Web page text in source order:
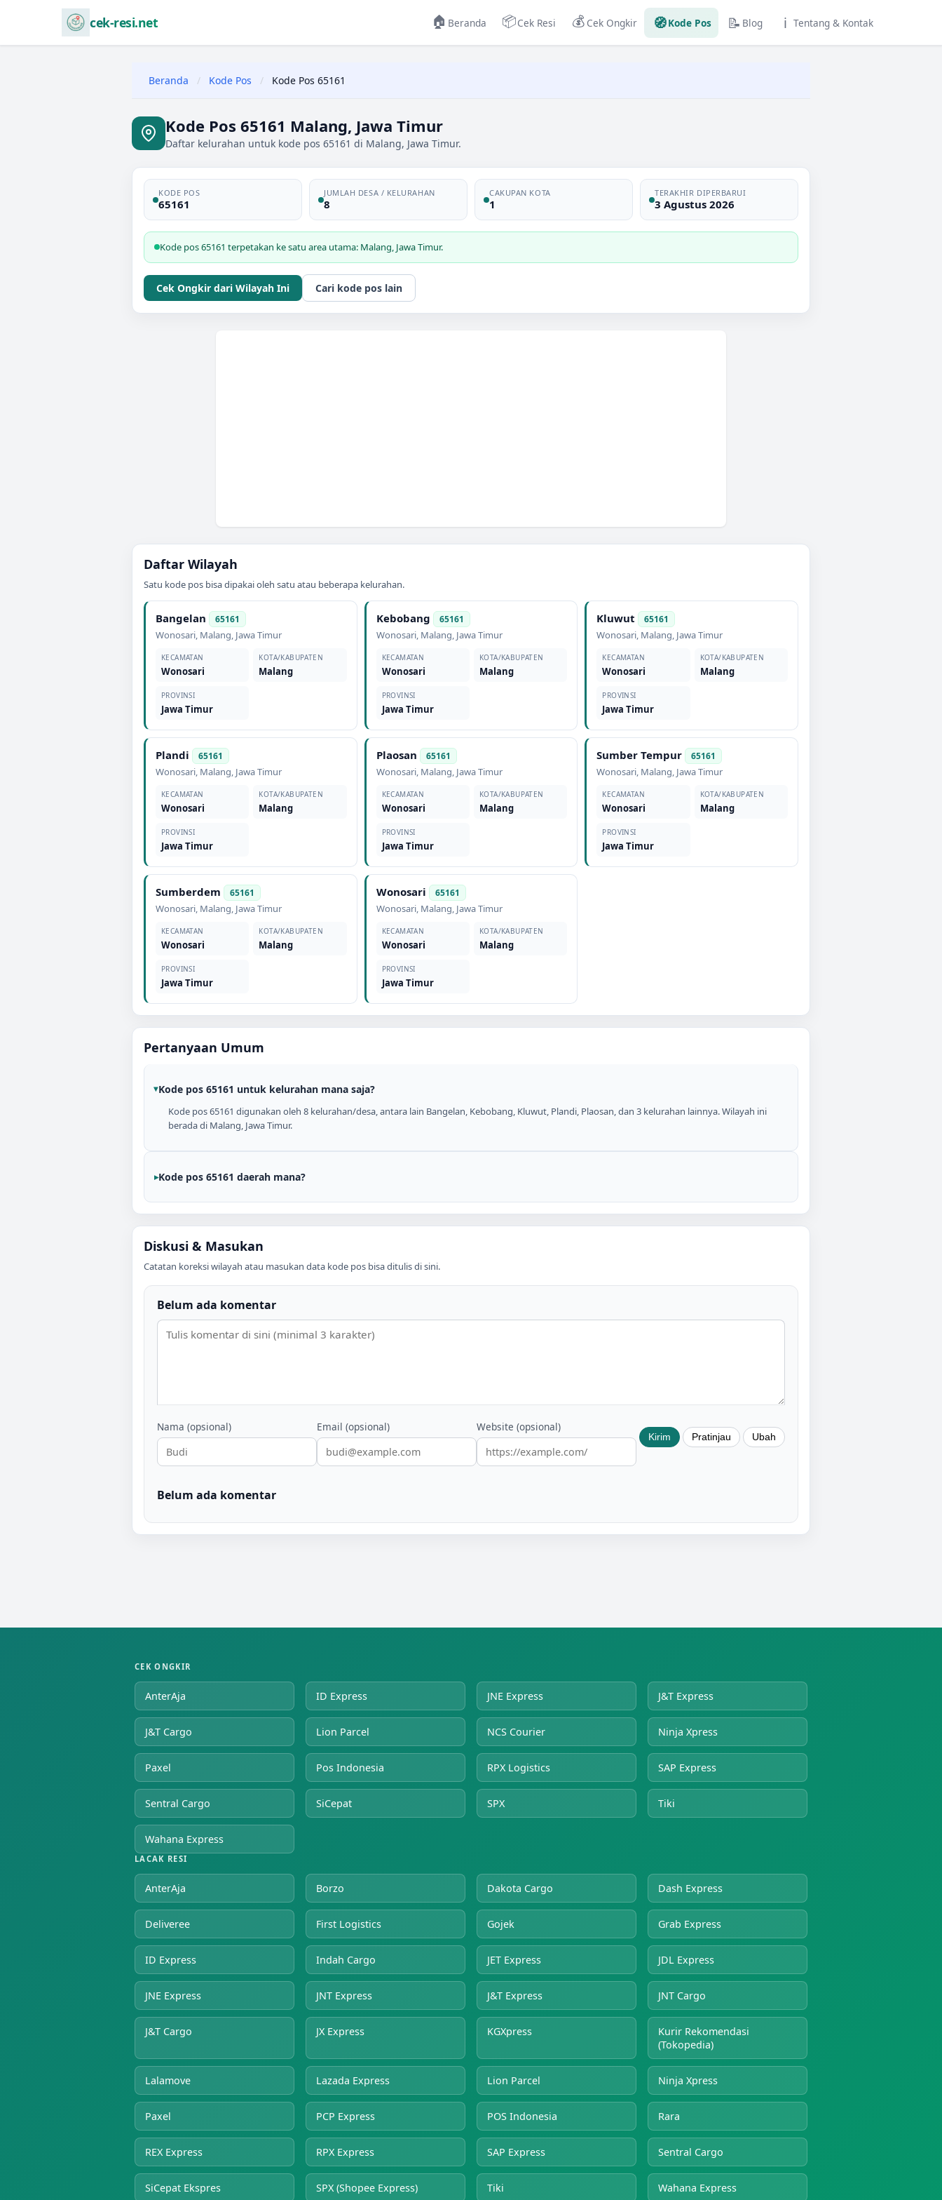
cek-resi.net 🏠 Beranda 📦Cek Resi 💰 Cek Ongkir 🧭Kode Pos 📝 Blog ℹ️ Tentang & Kontak
Beranda / Kode Pos / Kode Pos 65161
Kode Pos 65161 Malang, Jawa Timur
Daftar kelurahan untuk kode pos 65161 di Malang, Jawa Timur.
KODE POS
65161
JUMLAH DESA / KELURAHAN
8
CAKUPAN KOTA
1
TERAKHIR DIPERBARUI
3 Agustus 2026
Kode pos 65161 terpetakan ke satu area utama: Malang, Jawa Timur.
Cek Ongkir dari Wilayah Ini Cari kode pos lain
Daftar Wilayah
Satu kode pos bisa dipakai oleh satu atau beberapa kelurahan.
Bangelan 65161
Wonosari, Malang, Jawa Timur
KECAMATAN
Wonosari
KOTA/KABUPATEN
Malang
PROVINSI
Jawa Timur
Kebobang 65161
Wonosari, Malang, Jawa Timur
KECAMATAN
Wonosari
KOTA/KABUPATEN
Malang
PROVINSI
Jawa Timur
Kluwut 65161
Wonosari, Malang, Jawa Timur
KECAMATAN
Wonosari
KOTA/KABUPATEN
Malang
PROVINSI
Jawa Timur
Plandi 65161
Wonosari, Malang, Jawa Timur
KECAMATAN
Wonosari
KOTA/KABUPATEN
Malang
PROVINSI
Jawa Timur
Plaosan 65161
Wonosari, Malang, Jawa Timur
KECAMATAN
Wonosari
KOTA/KABUPATEN
Malang
PROVINSI
Jawa Timur
Sumber Tempur 65161
Wonosari, Malang, Jawa Timur
KECAMATAN
Wonosari
KOTA/KABUPATEN
Malang
PROVINSI
Jawa Timur
Sumberdem 65161
Wonosari, Malang, Jawa Timur
KECAMATAN
Wonosari
KOTA/KABUPATEN
Malang
PROVINSI
Jawa Timur
Wonosari 65161
Wonosari, Malang, Jawa Timur
KECAMATAN
Wonosari
KOTA/KABUPATEN
Malang
PROVINSI
Jawa Timur
Pertanyaan Umum
Kode pos 65161 untuk kelurahan mana saja?
Kode pos 65161 digunakan oleh 8 kelurahan/desa, antara lain Bangelan, Kebobang, Kluwut, Plandi, Plaosan, dan 3 kelurahan lainnya. Wilayah ini
berada di Malang, Jawa Timur.
Kode pos 65161 daerah mana?
Diskusi & Masukan
Catatan koreksi wilayah atau masukan data kode pos bisa ditulis di sini.
Belum ada komentar
Nama (opsional) Email (opsional) Website (opsional)
Belum ada komentar
CEK ONGKIR
AnterAja ID Express JNE Express J&T Express
J&T Cargo Lion Parcel NCS Courier Ninja Xpress
Paxel Pos Indonesia RPX Logistics SAP Express
Sentral Cargo SiCepat SPX Tiki
Wahana Express
LACAK RESI
AnterAja Borzo Dakota Cargo Dash Express
Deliveree First Logistics Gojek Grab Express
ID Express Indah Cargo JET Express JDL Express
JNE Express JNT Express J&T Express JNT Cargo
J&T Cargo JX Express KGXpress
Kurir Rekomendasi
(Tokopedia)
Lalamove Lazada Express Lion Parcel Ninja Xpress
Paxel PCP Express POS Indonesia Rara
REX Express RPX Express SAP Express Sentral Cargo
SiCepat Ekspres SPX (Shopee Express) Tiki Wahana Express